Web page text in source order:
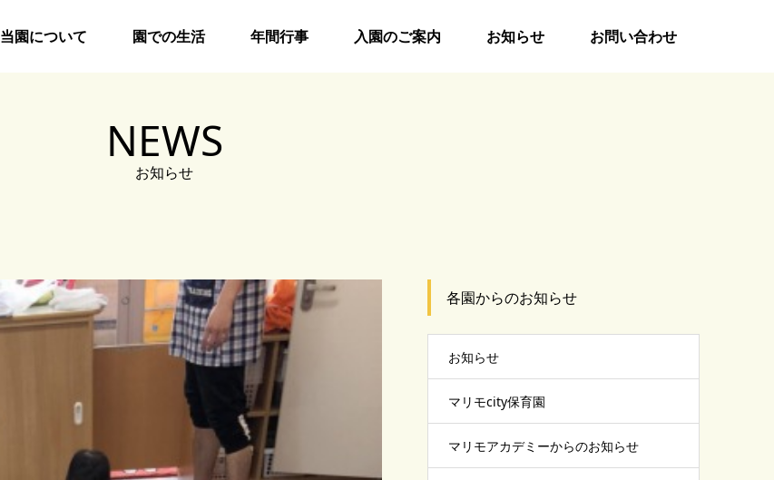
当園について 園での生活 年間行事 入園のご案内 お知らせ お問い合わせ
NEWS
お知らせ
各園からのお知らせ
お知らせ
マリモcity保育園
マリモアカデミーからのお知らせ